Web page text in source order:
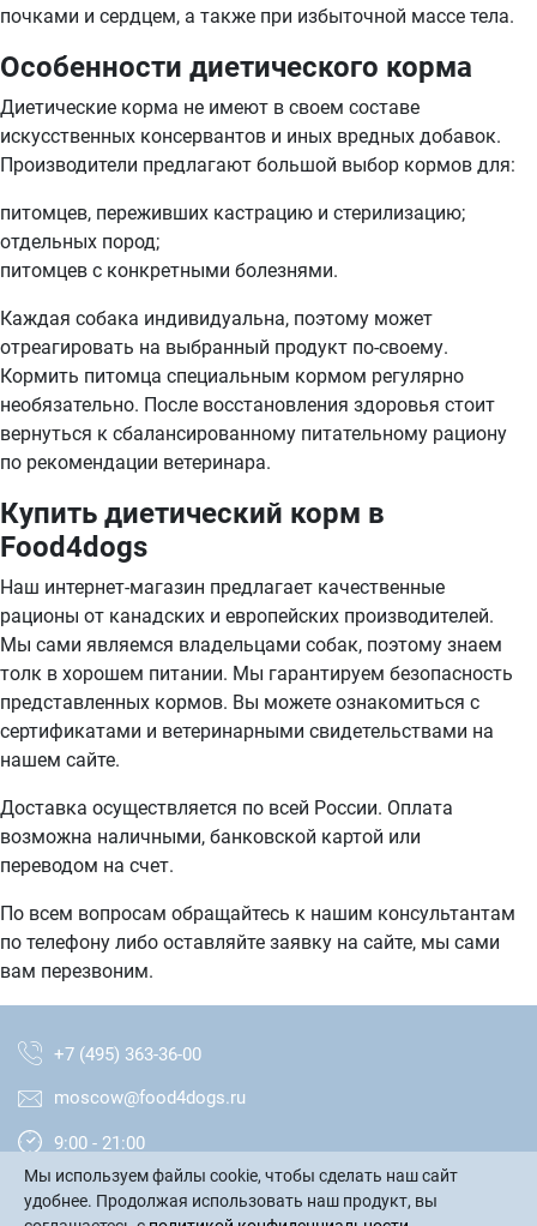
почками и сердцем, а также при избыточной массе тела.
Особенности диетического корма
Диетические корма не имеют в своем составе
искусственных консервантов и иных вредных добавок.
Производители предлагают большой выбор кормов для:
питомцев, переживших кастрацию и стерилизацию;
отдельных пород;
питомцев с конкретными болезнями.
Каждая собака индивидуальна, поэтому может
отреагировать на выбранный продукт по-своему.
Кормить питомца специальным кормом регулярно
необязательно. После восстановления здоровья стоит
вернуться к сбалансированному питательному рациону
по рекомендации ветеринара.
Купить диетический корм в
Food4dogs
Наш интернет-магазин предлагает качественные
рационы от канадских и европейских производителей.
Мы сами являемся владельцами собак, поэтому знаем
толк в хорошем питании. Мы гарантируем безопасность
представленных кормов. Вы можете ознакомиться с
сертификатами и ветеринарными свидетельствами на
нашем сайте.
Доставка осуществляется по всей России. Оплата
возможна наличными, банковской картой или
переводом на счет.
По всем вопросам обращайтесь к нашим консультантам
по телефону либо оставляйте заявку на сайте, мы сами
вам перезвоним.
+7 (495) 363-36-00
moscow@food4dogs.ru
9:00 - 21:00
Москва и МО
Мы используем файлы cookie, чтобы сделать наш сайт
удобнее. Продолжая использовать наш продукт, вы